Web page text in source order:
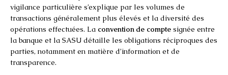
vigilance particulière s’explique par les volumes de
transactions généralement plus élevés et la diversité des
opérations effectuées. La convention de compte signée entre
la banque et la SASU détaille les obligations réciproques des
parties, notamment en matière d’information et de
transparence.